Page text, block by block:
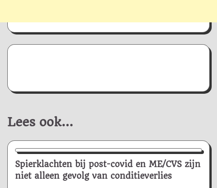
Lees ook...
Nieuws/Informatie
Spierklachten bij post-covid en ME/CVS zijn
niet alleen gevolg van conditieverlies